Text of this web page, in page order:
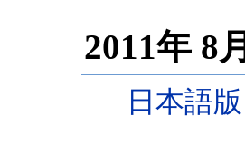
2011年 8
日本語